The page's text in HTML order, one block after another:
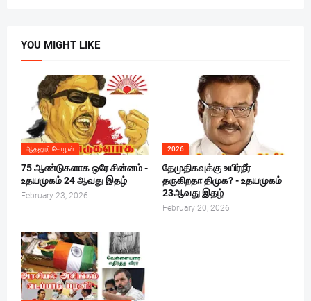
YOU MIGHT LIKE
ஆதனூர் சோழன்
75 ஆண்டுகளாக ஒரே சின்னம் -
உதயமுகம் 24 ஆவது இதழ்
February 23, 2026
2026
தேமுதிகவுக்கு உயிர்நீர்
தருகிறதா திமுக? - உதயமுகம்
23ஆவது இதழ்
February 20, 2026